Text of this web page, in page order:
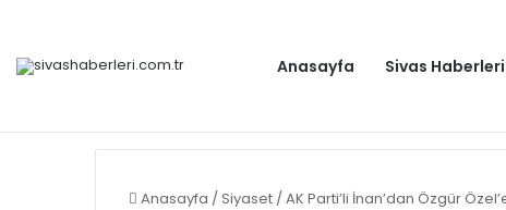
Anasayfa Sivas Haberleri
Anasayfa /Siyaset /AK Parti’li İnan’dan Özgür